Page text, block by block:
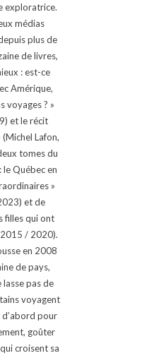
exploratrice.
médias
plus de
de livres,
: est-ce
Amérique,
voyages ? »
et le récit
Lafon,
tomes du
Québec en
»
et de
filles qui ont
/ 2020).
en 2008
de pays,
lasse pas de
voyagent
d’abord pour
goûter
croisent sa